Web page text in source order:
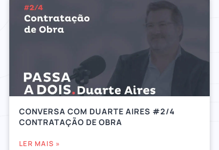
CONVERSA COM DUARTE AIRES #2/4
CONTRATAÇÃO DE OBRA
LER MAIS »